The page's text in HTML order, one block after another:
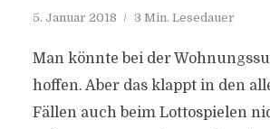
5. Januar 2018 3 Min. Lesedauer
Man könnte bei der
hoffen. Aber das klappt in den
Fällen auch beim Lottospielen